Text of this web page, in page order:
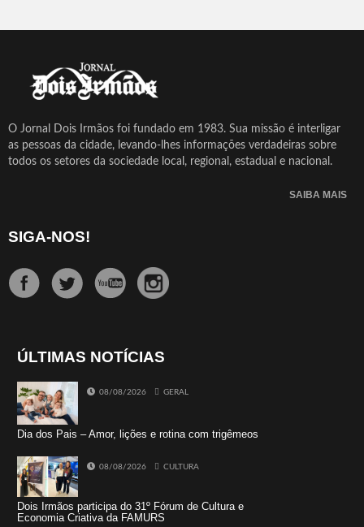
O Jornal Dois Irmãos foi fundado em 1983. Sua missão é interligar
as pessoas da cidade, levando-lhes informações verdadeiras sobre
todos os setores da sociedade local, regional, estadual e nacional.
SAIBA MAIS
SIGA-NOS!
ÚLTIMAS NOTÍCIAS
08/08/2026 GERAL
Dia dos Pais – Amor, lições e rotina com trigêmeos
08/08/2026 CULTURA
Dois Irmãos participa do 31º Fórum de Cultura e
Economia Criativa da FAMURS